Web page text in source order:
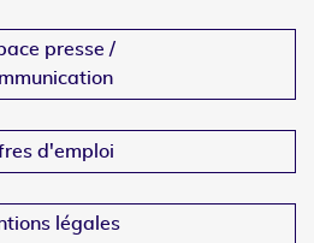
presse /
d'emploi
légales